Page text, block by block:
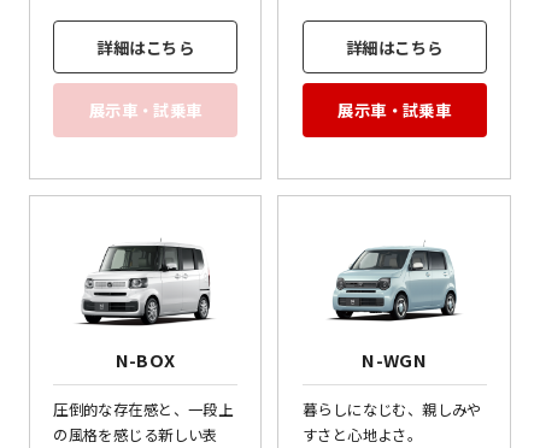
詳細はこちら
展示車・試乗車
詳細はこちら
展示車・試乗車
N-BOX
圧倒的な存在感と、一段上
の風格を感じる新しい表
N-WGN
暮らしになじむ、親しみや
すさと心地よさ。